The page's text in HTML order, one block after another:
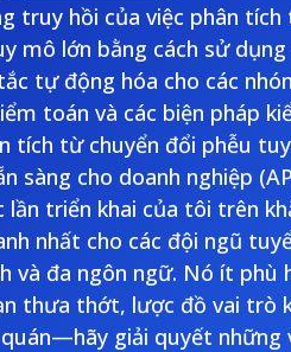
truy hồi của việc phân tích
mô lớn bằng cách sử
tự động hóa cho các
toán và các biện pháp
tích từ chuyển đổi phễu
sàng cho doanh nghiệp
triển khai của tôi trên
nhất cho các đội ngũ
và đa ngôn ngữ. Nó ít
thưa thớt, lược đồ vai trò
giải quyết